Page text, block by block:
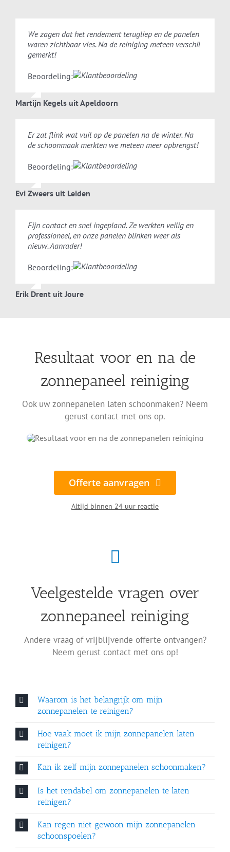
We zagen dat het rendement terugliep en de panelen
waren zichtbaar vies. Na de reiniging meteen verschil
gemerkt!
Beoordeling:
Martijn Kegels uit Apeldoorn
Er zat flink wat vuil op de panelen na de winter. Na
de schoonmaak merkten we meteen meer opbrengst!
Beoordeling:
Evi Zweers uit Leiden
Fijn contact en snel ingepland. Ze werkten veilig en
professioneel, en onze panelen blinken weer als
nieuw. Aanrader!
Beoordeling:
Erik Drent uit Joure
Resultaat voor en na de
zonnepaneel reiniging
Ook uw zonnepanelen laten schoonmaken? Neem
gerust contact met ons op.
Offerte aanvragen
Altijd binnen 24 uur reactie
Veelgestelde vragen over
zonnepaneel reiniging
Andere vraag of vrijblijvende offerte ontvangen?
Neem gerust contact met ons op!
Waarom is het belangrijk om mijn
zonnepanelen te reinigen?
Hoe vaak moet ik mijn zonnepanelen laten
reinigen?
Kan ik zelf mijn zonnepanelen schoonmaken?
Is het rendabel om zonnepanelen te laten
reinigen?
Kan regen niet gewoon mijn zonnepanelen
schoonspoelen?